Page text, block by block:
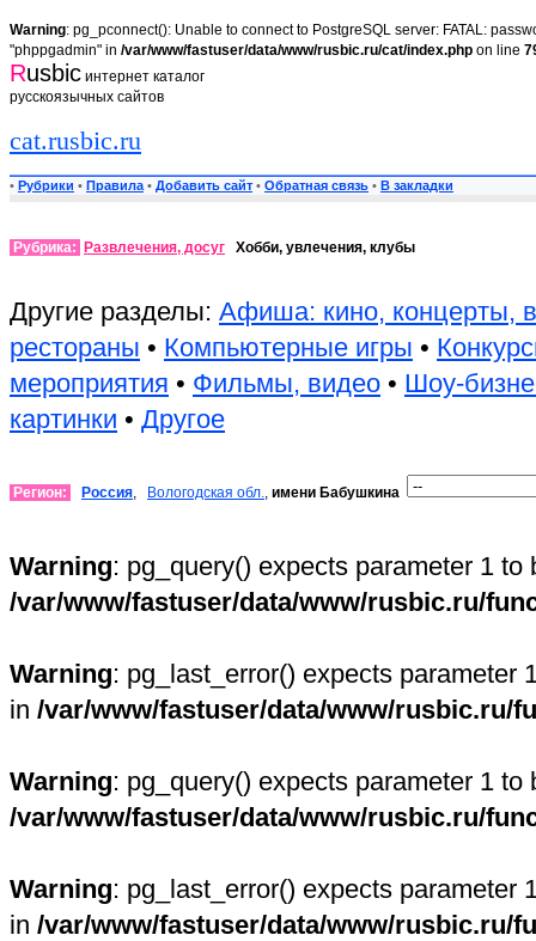
Warning: pg_pconnect(): Unable to connect to PostgreSQL server: FATAL:
"phppgadmin" in /var/www/fastuser/data/www/rusbic.ru/cat/index.php on line
Rusbic интернет каталог
русскоязычных сайтов
cat.rusbic.ru
• Рубрики • Правила • Добавить сайт • Обратная связь • В закладки
Рубрика: Развлечения, досуг Хобби, увлечения, клубы
Другие разделы: Афиша: кино, концерты,
рестораны • Компьютерные игры •
мероприятия • Фильмы, видео • Шоу-
картинки • Другое
Регион: Россия, Вологодская обл., имени Бабушкина
Warning: pg_query() expects parameter 1
/var/www/fastuser/data/www/rusbic.ru/
Warning: pg_last_error() expects parameter
in /var/www/fastuser/data/www/rusbic.ru/
Warning: pg_query() expects parameter 1
/var/www/fastuser/data/www/rusbic.ru/
Warning: pg_last_error() expects parameter
in /var/www/fastuser/data/www/rusbic.ru/